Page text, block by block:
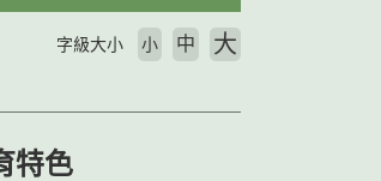
字級大小 小 中 大
特色